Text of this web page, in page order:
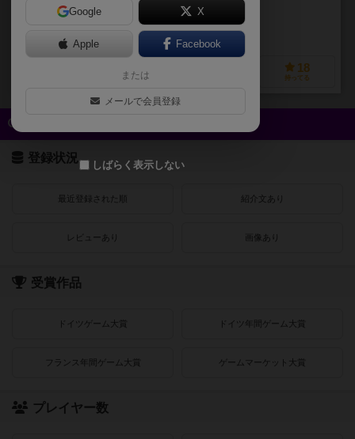
作品説明文の編集者を募集中
経験あり
18
持ってる
登録状況
最近登録された順 紹介文あり
レビューあり 画像あり
受賞作品
ドイツゲーム大賞 ドイツ年間ゲーム大賞
フランス年間ゲーム大賞 ゲームマーケット大賞
プレイヤー数
Google X
Apple Facebook
または
メールで会員登録
しばらく表示しない